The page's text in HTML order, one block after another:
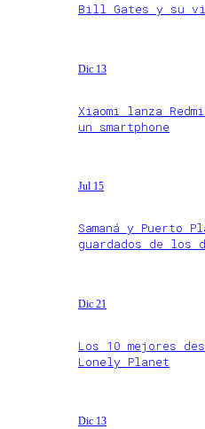
Bill Gates y su
Dic 13
Xiaomi lanza
un smartphone
Jul 15
Samaná y Puerto
guardados de los
Dic 21
Los 10 mejores
Lonely Planet
Dic 13